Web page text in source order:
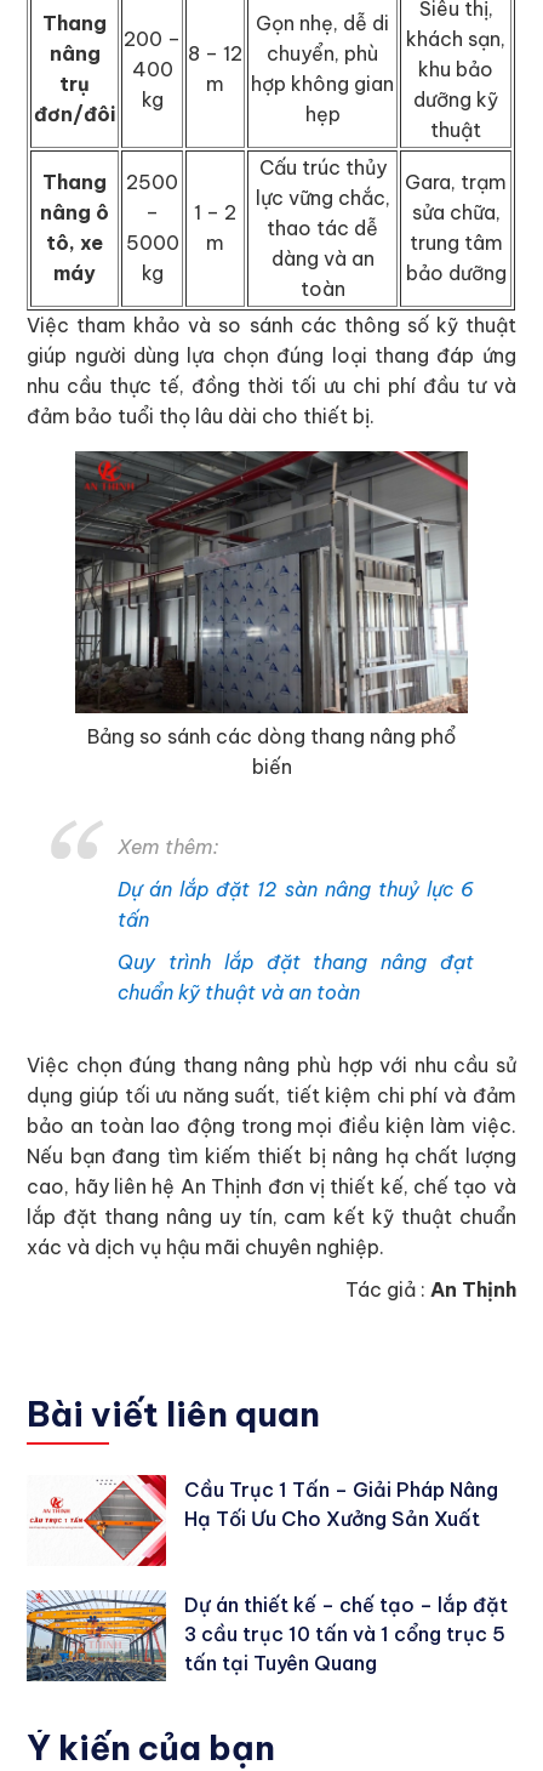
Thang
nâng
trụ
đơn/đôi
200 –
400
kg
8 – 12
m
Gọn nhẹ, dễ di
chuyển, phù
hợp không gian
hẹp
Siêu thị,
khách sạn,
khu bảo
dưỡng kỹ
thuật
Thang
nâng ô
tô, xe
máy
2500
–
5000
kg
1 – 2
m
Cấu trúc thủy
lực vững chắc,
thao tác dễ
dàng và an
toàn
Gara, trạm
sửa chữa,
trung tâm
bảo dưỡng
Việc tham khảo và so sánh các thông số kỹ thuật
giúp người dùng lựa chọn đúng loại thang đáp ứng
nhu cầu thực tế, đồng thời tối ưu chi phí đầu tư và
đảm bảo tuổi thọ lâu dài cho thiết bị.
Bảng so sánh các dòng thang nâng phổ
biến
Xem thêm:
Dự án lắp đặt 12 sàn nâng thuỷ lực 6
tấn
Quy trình lắp đặt thang nâng đạt
chuẩn kỹ thuật và an toàn
Việc chọn đúng thang nâng phù hợp với nhu cầu sử
dụng giúp tối ưu năng suất, tiết kiệm chi phí và đảm
bảo an toàn lao động trong mọi điều kiện làm việc.
Nếu bạn đang tìm kiếm thiết bị nâng hạ chất lượng
cao, hãy liên hệ An Thịnh đơn vị thiết kế, chế tạo và
lắp đặt thang nâng uy tín, cam kết kỹ thuật chuẩn
xác và dịch vụ hậu mãi chuyên nghiệp.
Tác giả : An Thịnh
Bài viết liên quan
Cầu Trục 1 Tấn – Giải Pháp Nâng
Hạ Tối Ưu Cho Xưởng Sản Xuất
Dự án thiết kế – chế tạo – lắp đặt
3 cầu trục 10 tấn và 1 cổng trục 5
tấn tại Tuyên Quang
Ý kiến của bạn